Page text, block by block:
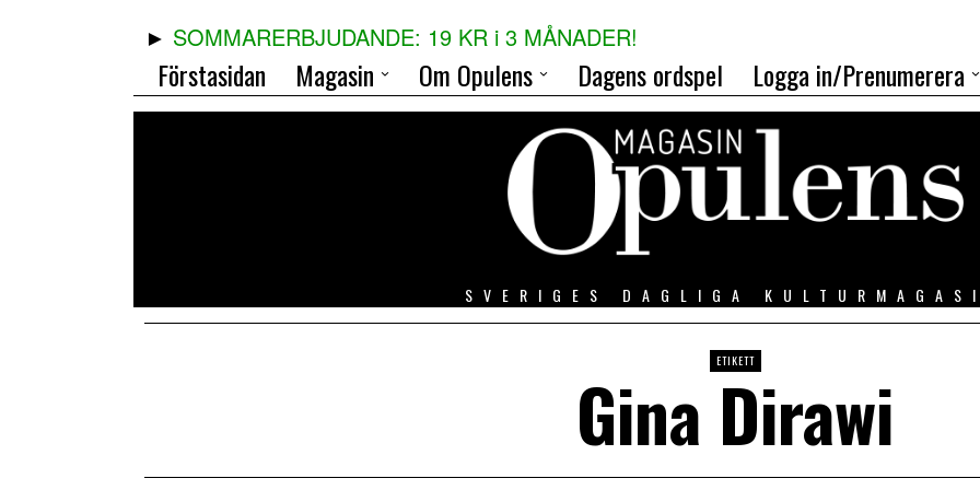
SOMMARERBJUDANDE: 19 KR i 3 MÅNADER!
Förstasidan Magasin Om Opulens Dagens ordspel Logga in/Prenumerera
SVERIGES DAGLIGA
ETIKETT
Gina Dirawi